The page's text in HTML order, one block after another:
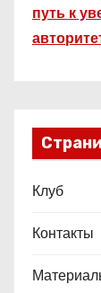
путь к
Клуб
Контакты